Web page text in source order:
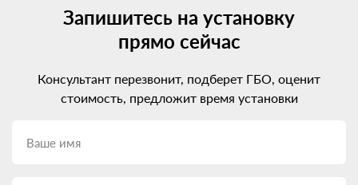
Запишитесь на установку
прямо сейчас
Консультант перезвонит, подберет ГБО, оценит
стоимость, предложит время установки